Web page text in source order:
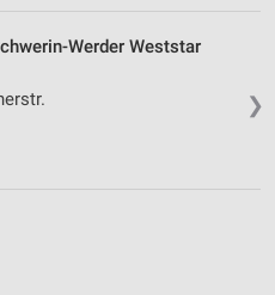
❯
Werder Weststar